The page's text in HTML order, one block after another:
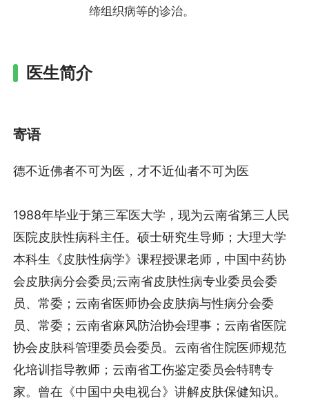
缔组织病等的诊治。
医生简介
寄语
德不近佛者不可为医，才不近仙者不可为医
1988年毕业于第三军医大学，现为云南省第三人民
医院皮肤性病科主任。硕士研究生导师；大理大学
本科生《皮肤性病学》课程授课老师，中国中药协
会皮肤病分会委员;云南省皮肤性病专业委员会委
员、常委；云南省医师协会皮肤病与性病分会委
员、常委；云南省麻风防治协会理事；云南省医院
协会皮肤科管理委员会委员。云南省住院医师规范
化培训指导教师；云南省工伤鉴定委员会特聘专
家。曾在《中国中央电视台》讲解皮肤保健知识。